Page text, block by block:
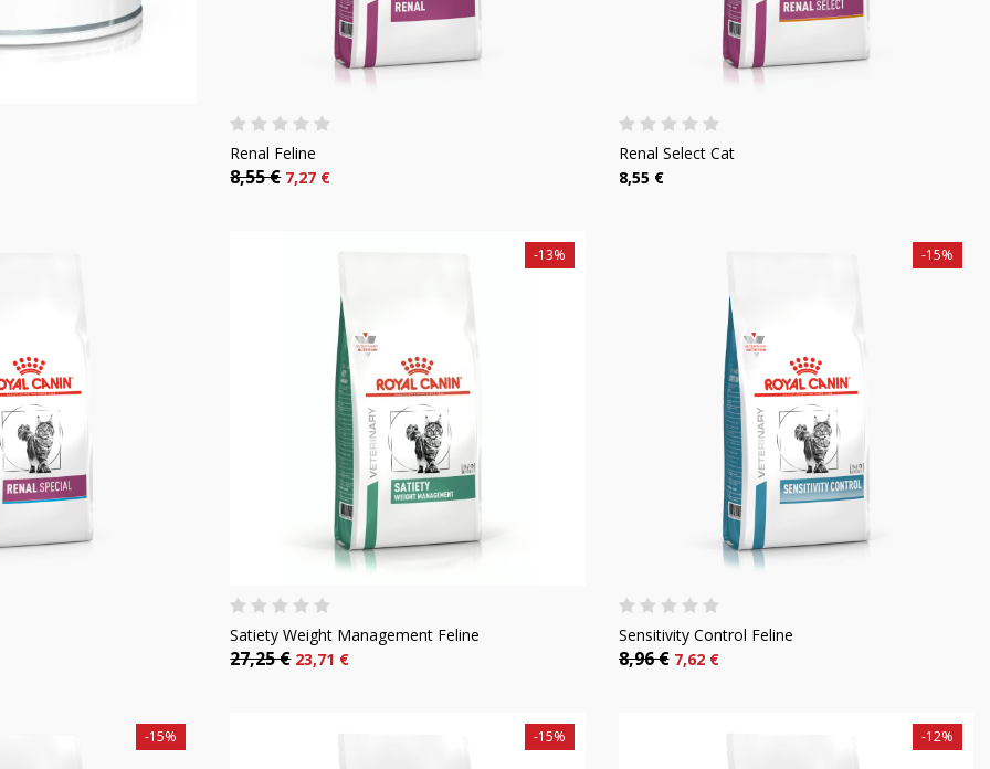
Renal Feline
8,55 € 7,27 €
Renal Select Cat
8,55 €
Satiety Weight Management Feline
27,25 €
-13%
23,71 €
Sensitivity Control Feline
8,96 €
-15%
7,62 €
-15% -15% -12%